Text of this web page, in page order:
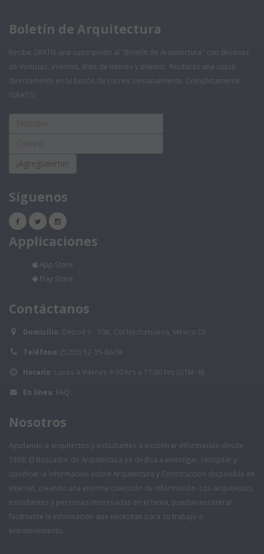
Boletín de Arquitectura
Recibe GRATIS una suscripción al "Boletín de Arquitectura" con decenas
de !noticias, eventos, links de interés y planos!. Recibirás una copia
directamente en tu buzón de correo semanalmente. Completamente
!GRATIS!
¡Agreguenme!
Síguenos
Applicaciones
App Store
Play Store
Contáctanos
Domicilio: Detroit 9 - 704, Col Nochebuena, México DF
Teléfono: (5255) 52-35-86-04
Horario: Lunes a Viernes 9:30 hrs a 17:00 hrs (GTM -6)
En línea: FAQ
Nosotros
Ayudando a arquitectos y estudiantes a encontrar información desde
1998: El Buscador de Arquitectura se dedica a investigar, recopilar y
clasificar la información sobre Arquitectura y Construcción disponible en
Internet, creando una enorme colección de información. Los arquitectos,
estudiantes y personas interesadas en el tema, puedan encontrar
fácilmente la información que necesitan para su trabajo o
entretenimiento.